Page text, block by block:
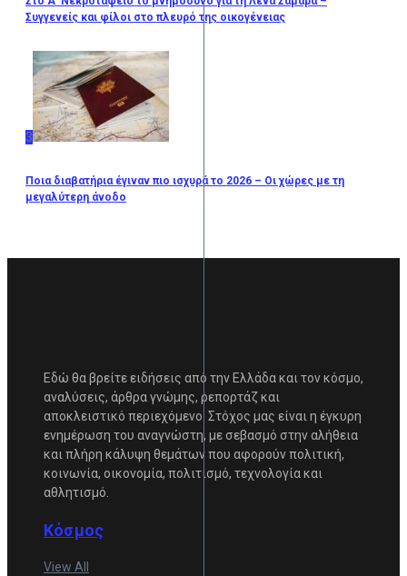
Συγγενείς και φίλοι στο πλευρό της οικογένειας
3
Ποια διαβατήρια έγιναν πιο ισχυρά το 2026 – Οι χώρες με τη
μεγαλύτερη άνοδο
Εδώ θα βρείτε ειδήσεις από την Ελλάδα και τον κόσμο,
αναλύσεις, άρθρα γνώμης, ρεπορτάζ και
αποκλειστικό περιεχόμενο. Στόχος μας είναι η έγκυρη
ενημέρωση του αναγνώστη, με σεβασμό στην αλήθεια
και πλήρη κάλυψη θεμάτων που αφορούν πολιτική,
κοινωνία, οικονομία, πολιτισμό, τεχνολογία και
αθλητισμό.
Κόσμος
View All